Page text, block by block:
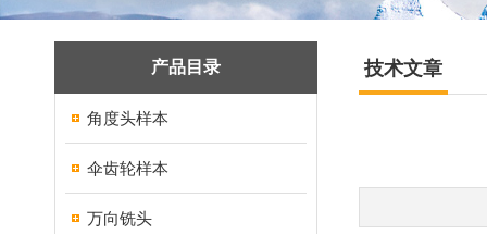
产品目录
角度头样本
伞齿轮样本
万向铣头
技术文章